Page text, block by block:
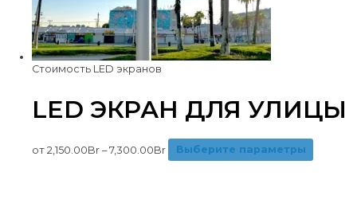
Стоимость LED экранов
LED ЭКРАН ДЛЯ УЛИЦЫ
от 2,150.00Br –7,300.00Br Выберите параметры